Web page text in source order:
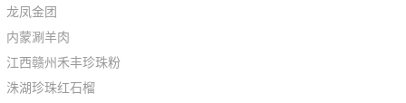
龙凤金团
内蒙涮羊肉
江西赣州禾丰珍珠粉
洙湖珍珠红石榴